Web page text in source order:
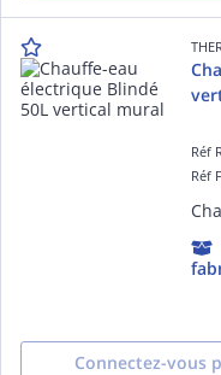
Réf
Réf
Connectez-vous